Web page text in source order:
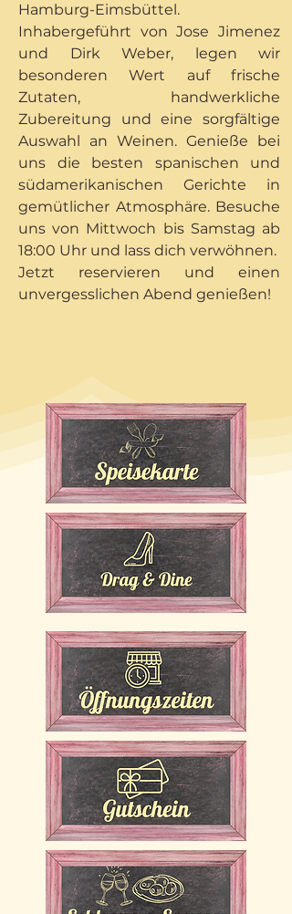
Hamburg-Eimsbüttel.
Inhabergeführt von Jose Jimenez
und Dirk Weber, legen wir
besonderen Wert auf frische
Zutaten, handwerkliche
Zubereitung und eine sorgfältige
Auswahl an Weinen. Genieße bei
uns die besten spanischen und
südamerikanischen Gerichte in
gemütlicher Atmosphäre. Besuche
uns von Mittwoch bis Samstag ab
18:00 Uhr und lass dich verwöhnen.
Jetzt reservieren und einen
unvergesslichen Abend genießen!